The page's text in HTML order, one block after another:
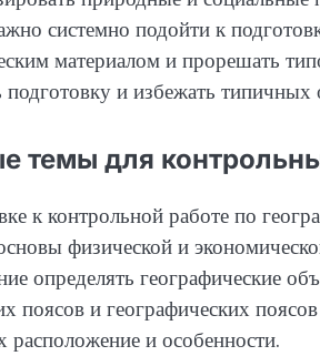
системно подойти к
материалом и прорешать
подготовку и избежать
темы для
к контрольной работе по
физической и
определять географические
поясов и географических
расположение и особенности.